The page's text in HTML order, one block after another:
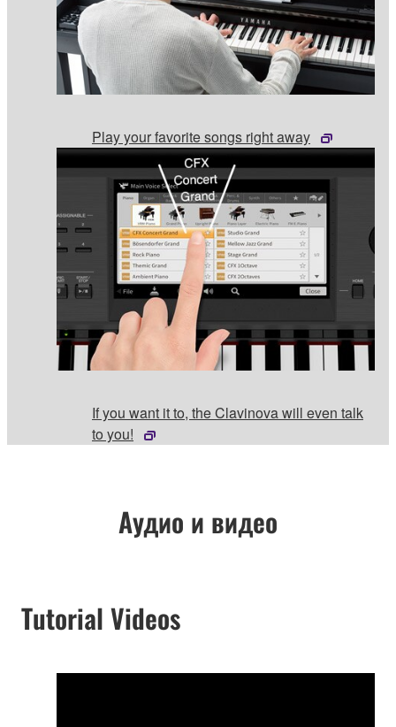
Play your favorite songs right away
If you want it to, the Clavinova will even talk
to you!
Аудио и видео
Tutorial Videos